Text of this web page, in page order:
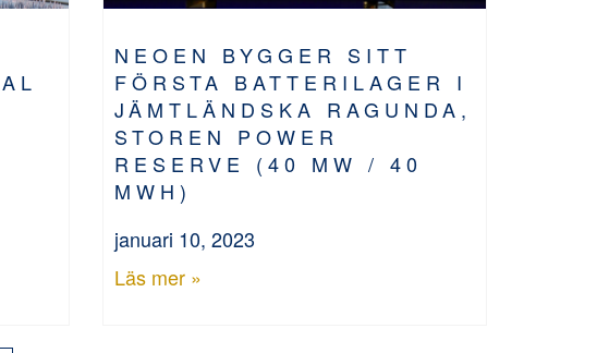
NEOEN BYGGER SITT
FÖRSTA BATTERILAGER I
JÄMTLÄNDSKA RAGUNDA,
STOREN POWER
RESERVE (40 MW / 40
MWH)
januari 10, 2023
Läs mer »